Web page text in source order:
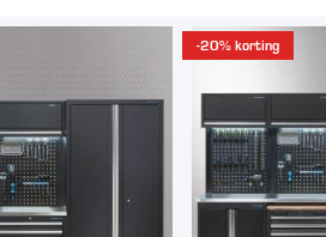
-20% korting